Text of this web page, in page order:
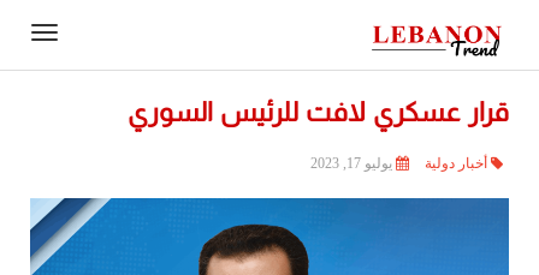
قرار عسكري لافت للرئيس السوري
أخبار دولية يوليو 17, 2023
Contact
Us